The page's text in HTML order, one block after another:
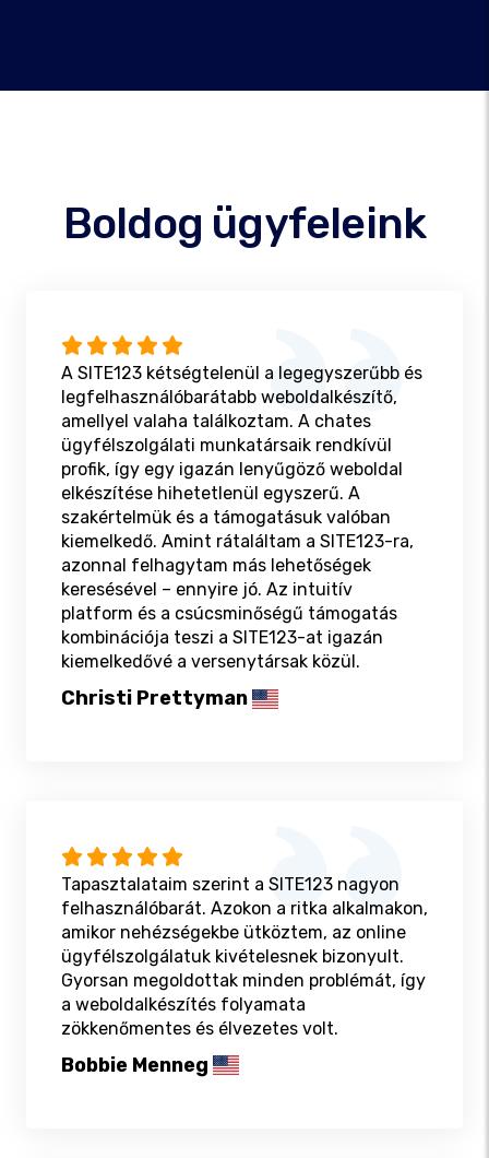
Boldog ügyfeleink
A SITE123 kétségtelenül a legegyszerűbb és
legfelhasználóbarátabb weboldalkészítő,
amellyel valaha találkoztam. A chates
ügyfélszolgálati munkatársaik rendkívül
profik, így egy igazán lenyűgöző weboldal
elkészítése hihetetlenül egyszerű. A
szakértelmük és a támogatásuk valóban
kiemelkedő. Amint rátaláltam a SITE123-ra,
azonnal felhagytam más lehetőségek
keresésével – ennyire jó. Az intuitív
platform és a csúcsminőségű támogatás
kombinációja teszi a SITE123-at igazán
kiemelkedővé a versenytársak közül.
Christi Prettyman
Tapasztalataim szerint a SITE123 nagyon
felhasználóbarát. Azokon a ritka alkalmakon,
amikor nehézségekbe ütköztem, az online
ügyfélszolgálatuk kivételesnek bizonyult.
Gyorsan megoldottak minden problémát, így
a weboldalkészítés folyamata
zökkenőmentes és élvezetes volt.
Bobbie Menneg